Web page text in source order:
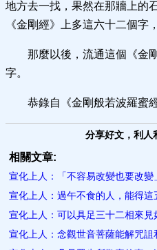
地方去一找，果然在那牆上的
《金剛經》上多這六十二個字
那麼以後，流通這個《金
字。
恭錄自《金剛般若波羅蜜
分享好文，利人
相關文章:
宣化上人：「不容易改變也要改
宣化上人：過午不食的人，能得這
宣化上人：可以具足三十二相來見
宣化上人：念觀世音菩薩能解咒詛